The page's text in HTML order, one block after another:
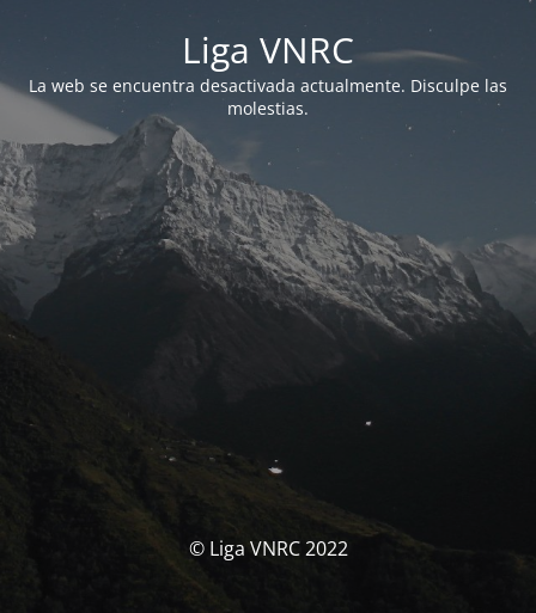
Liga VNRC
La web se encuentra desactivada actualmente. Disculpe las
molestias.
© Liga VNRC 2022